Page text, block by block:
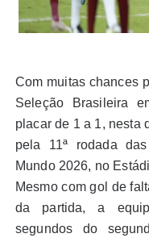
Com muitas chances
Seleção Brasileira
placar de 1 a 1, nesta
pela 11ª rodada
Mundo 2026, no
Mesmo com gol de
da partida, a
segundos do